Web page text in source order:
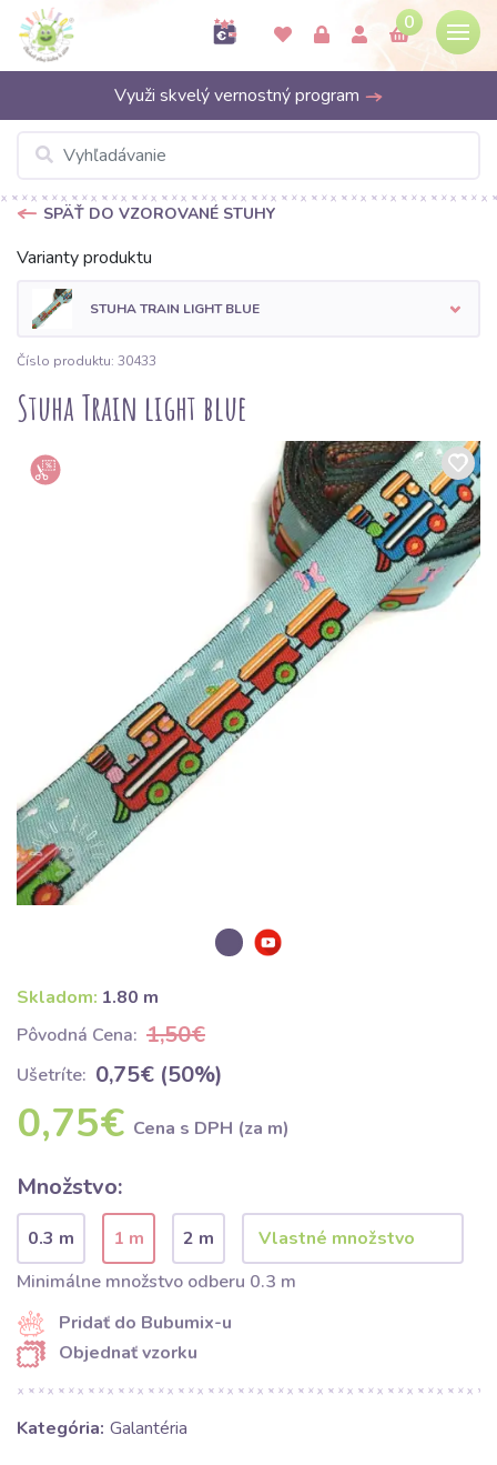
0
Využi skvelý vernostný program
SPÄŤ DO VZOROVANÉ STUHY
Varianty produktu
STUHA TRAIN LIGHT BLUE
Číslo produktu: 30433
Stuha Train light blue
Skladom: 1.80 m
Pôvodná Cena: 1,50€
Ušetríte: 0,75€ (50%)
0,75€ Cena s DPH (za m)
Množstvo:
0.3 m 1 m
2 m
Minimálne množstvo odberu 0.3 m
Pridať do Bubumix-u
Objednať vzorku
Kategória: Galantéria